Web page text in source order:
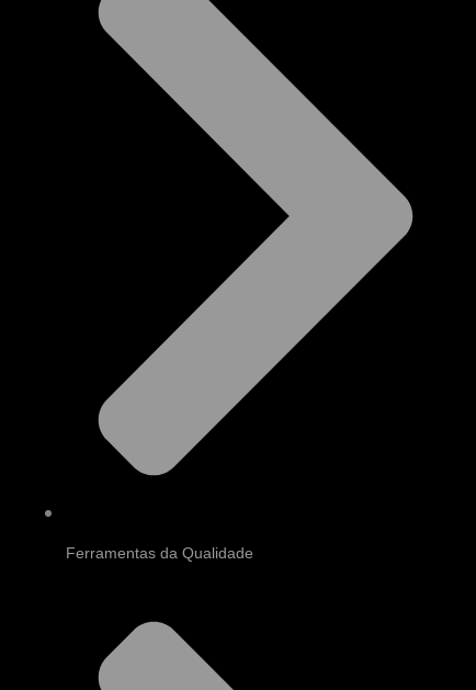
Ferramentas da Qualidade